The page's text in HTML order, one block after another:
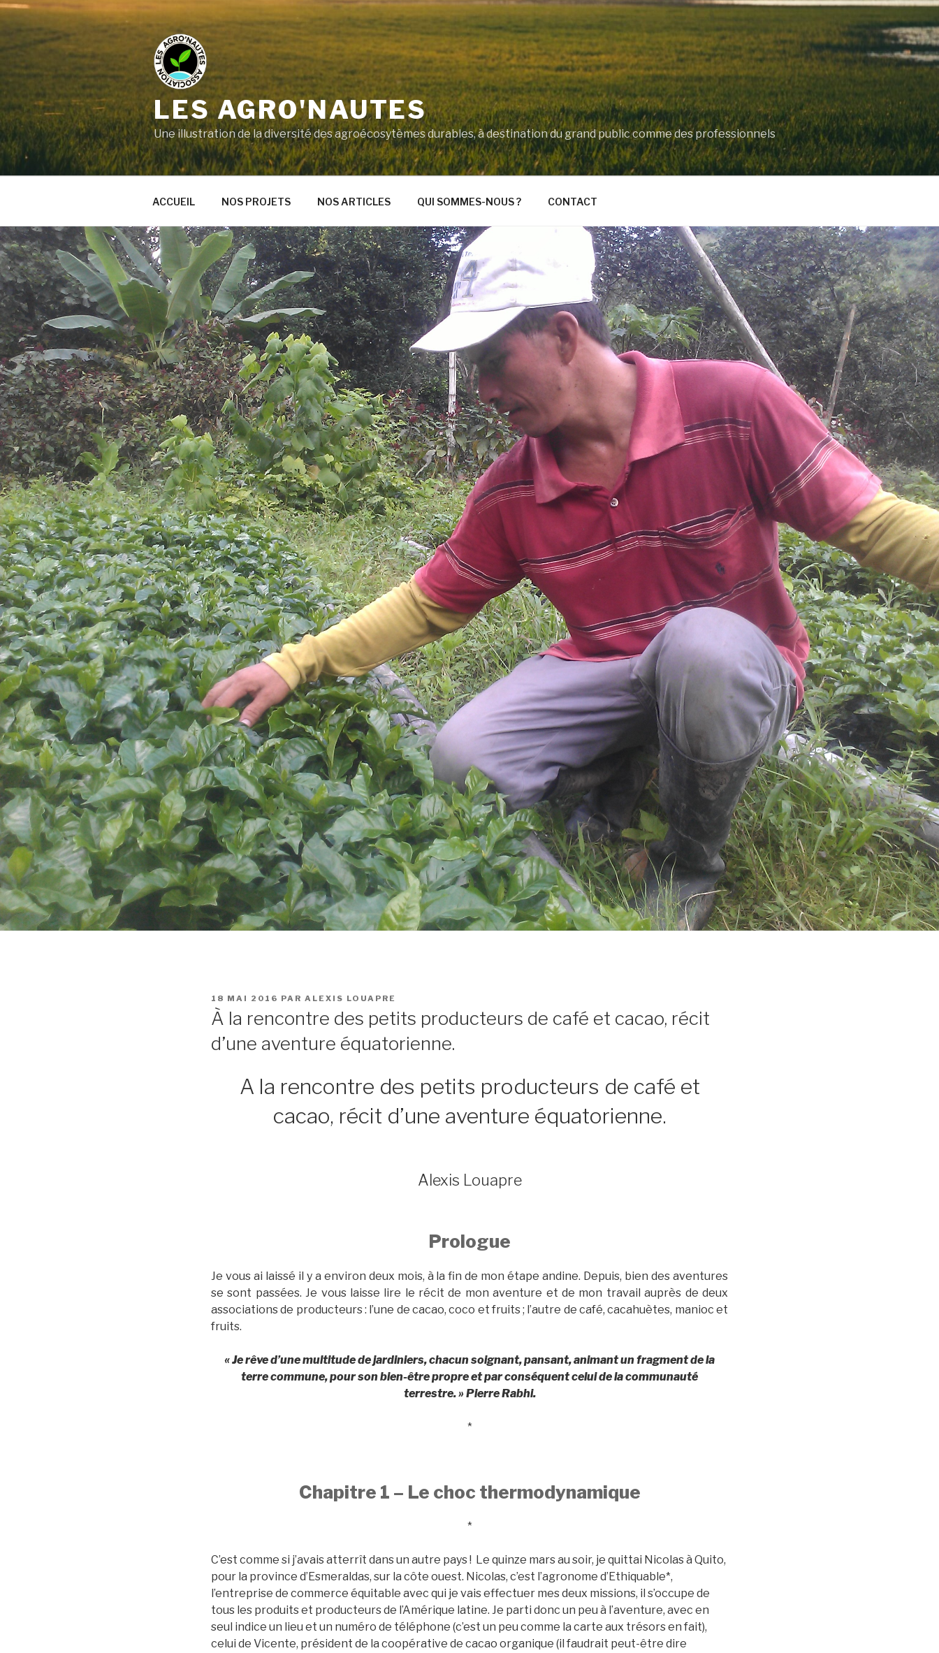
LES AGRO'NAUTES
Une illustration de la diversité des agroécosytèmes durables, à destination du grand public comme des professionnels
ACCUEIL NOS PROJETS NOS ARTICLES QUI SOMMES-NOUS ? CONTACT
18 MAI 2016 PAR ALEXIS LOUAPRE
À la rencontre des petits producteurs de café et cacao, récit
d’une aventure équatorienne.
A la rencontre des petits producteurs de café et
cacao, récit d’une aventure équatorienne.
Alexis Louapre
Prologue
Je vous ai laissé il y a environ deux mois, à la fin de mon étape andine. Depuis, bien des aventures
se sont passées. Je vous laisse lire le récit de mon aventure et de mon travail auprès de deux
associations de producteurs : l’une de cacao, coco et fruits ; l’autre de café, cacahuètes, manioc et
fruits.
« Je rêve d’une multitude de jardiniers, chacun soignant, pansant, animant un fragment de la
terre commune, pour son bien-être propre et par conséquent celui de la communauté
terrestre. » Pierre Rabhi.
*
Chapitre 1 – Le choc thermodynamique
*
C’est comme si j’avais atterrît dans un autre pays ! Le quinze mars au soir, je quittai Nicolas à Quito,
pour la province d’Esmeraldas, sur la côte ouest. Nicolas, c’est l’agronome d’Ethiquable*,
l’entreprise de commerce équitable avec qui je vais effectuer mes deux missions, il s’occupe de
tous les produits et producteurs de l’Amérique latine. Je parti donc un peu à l’aventure, avec en
seul indice un lieu et un numéro de téléphone (c’est un peu comme la carte aux trésors en fait),
celui de Vicente, président de la coopérative de cacao organique (il faudrait peut-être dire